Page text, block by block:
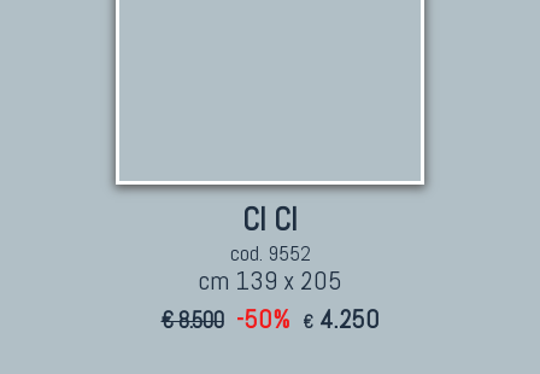
CI CI
cod. 9552
cm 139 x 205
€ 8.500 -50% € 4.250